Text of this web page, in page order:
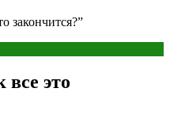
закончится?”
это